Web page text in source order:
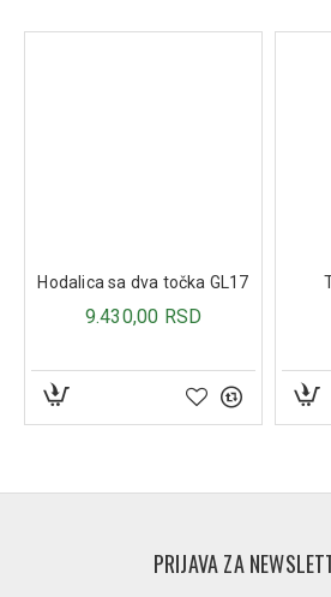
Hodalica sa dva točka GL17
9.430,00 RSD
PRIJAVA ZA